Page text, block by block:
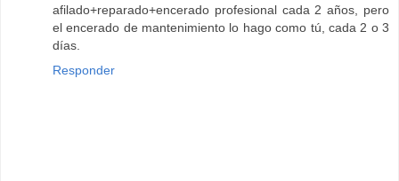
afilado+reparado+encerado profesional cada 2 años, pero
el encerado de mantenimiento lo hago como tú, cada 2 o 3
días.
Responder